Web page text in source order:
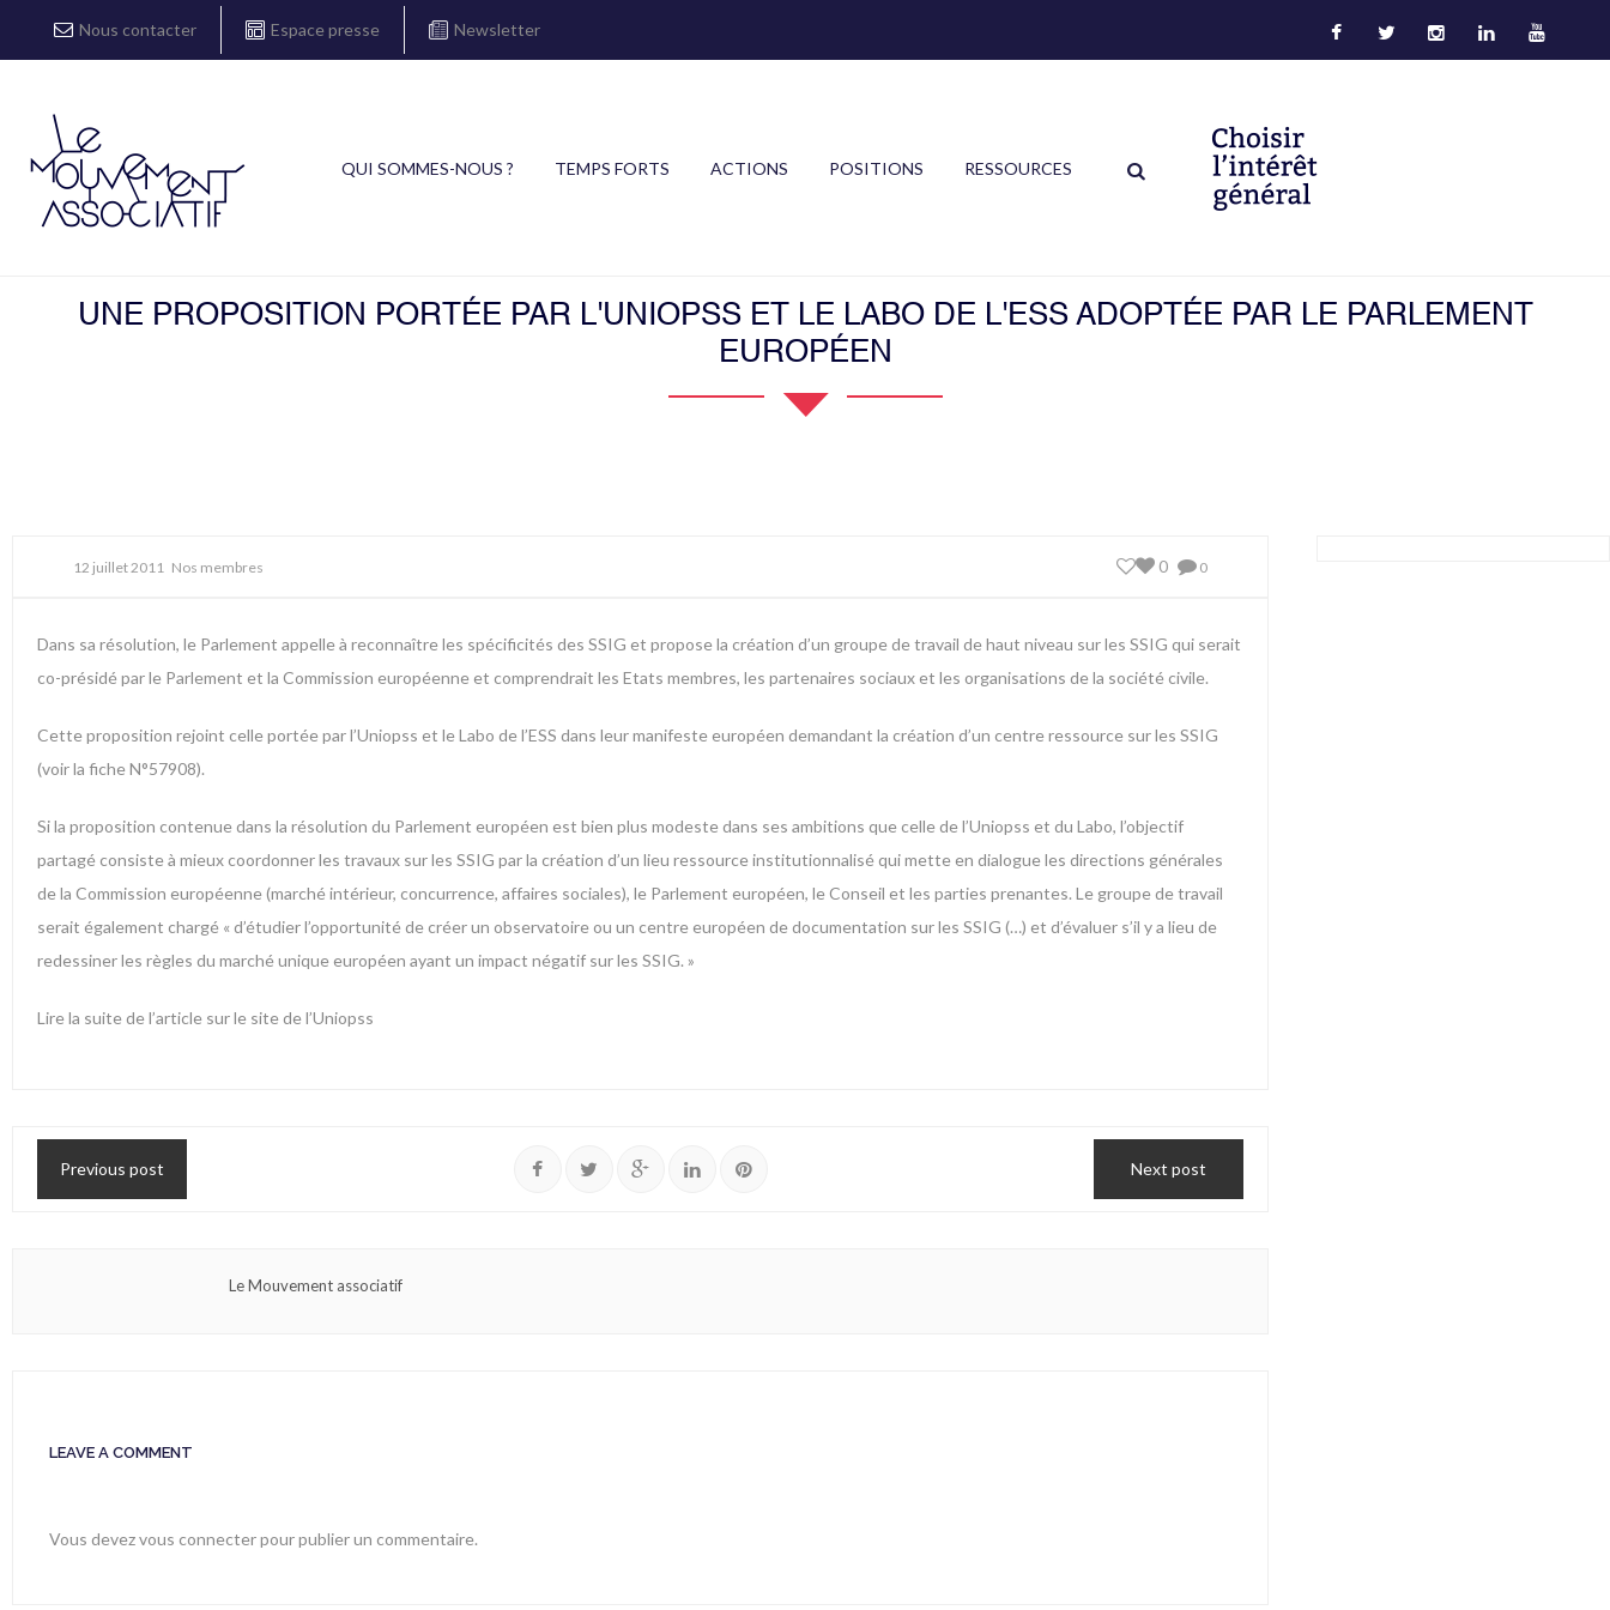
Nous contacter Espace presse Newsletter
QUI SOMMES-NOUS ? TEMPS FORTS ACTIONS POSITIONS RESSOURCES
UNE PROPOSITION PORTÉE PAR L'UNIOPSS ET LE LABO DE L'ESS ADOPTÉE PAR LE PARLEMENT
EUROPÉEN
12 juillet 2011 Nos membres 0
0
Dans sa résolution, le Parlement appelle à reconnaître les spécificités des SSIG et propose la création d’un groupe de travail de haut niveau sur les SSIG qui serait
co-présidé par le Parlement et la Commission européenne et comprendrait les Etats membres, les partenaires sociaux et les organisations de la société civile.
Cette proposition rejoint celle portée par l’Uniopss et le Labo de l’ESS dans leur manifeste européen demandant la création d’un centre ressource sur les SSIG
(voir la fiche N°57908).
Si la proposition contenue dans la résolution du Parlement européen est bien plus modeste dans ses ambitions que celle de l’Uniopss et du Labo, l’objectif
partagé consiste à mieux coordonner les travaux sur les SSIG par la création d’un lieu ressource institutionnalisé qui mette en dialogue les directions générales
de la Commission européenne (marché intérieur, concurrence, affaires sociales), le Parlement européen, le Conseil et les parties prenantes. Le groupe de travail
serait également chargé « d’étudier l’opportunité de créer un observatoire ou un centre européen de documentation sur les SSIG (…) et d’évaluer s’il y a lieu de
redessiner les règles du marché unique européen ayant un impact négatif sur les SSIG. »
Lire la suite de l’article sur le site de l’Uniopss
Previous post Next post
Le Mouvement associatif
LEAVE A COMMENT
Vous devezvous connecterpour publier un commentaire.